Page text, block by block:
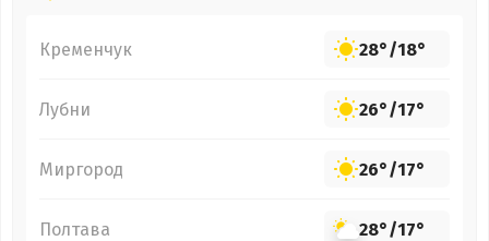
Кременчук 28°/18°
Лубни 26°/17°
Миргород 26°/17°
Полтава 28°/17°